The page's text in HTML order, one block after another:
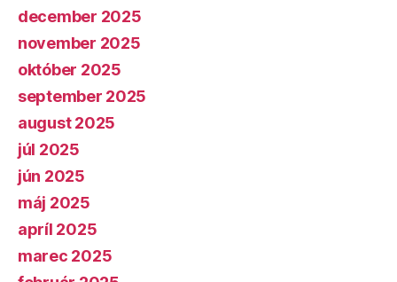
december 2025
november 2025
október 2025
september 2025
august 2025
júl 2025
jún 2025
máj 2025
apríl 2025
marec 2025